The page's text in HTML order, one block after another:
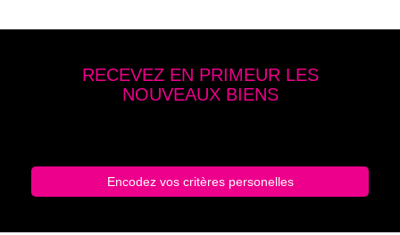
RECEVEZ EN PRIMEUR LES
NOUVEAUX BIENS
Encodez vos critères personelles